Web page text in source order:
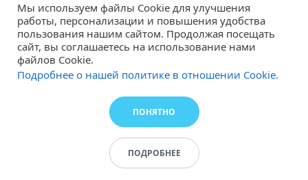
Мы используем файлы Cookie для улучшения
работы, персонализации и повышения удобства
пользования нашим сайтом. Продолжая посещать
сайт, вы соглашаетесь на использование нами
файлов Cookie.
Подробнее о нашей политике в отношении Cookie.
ПОНЯТНО
ПОДРОБНЕЕ